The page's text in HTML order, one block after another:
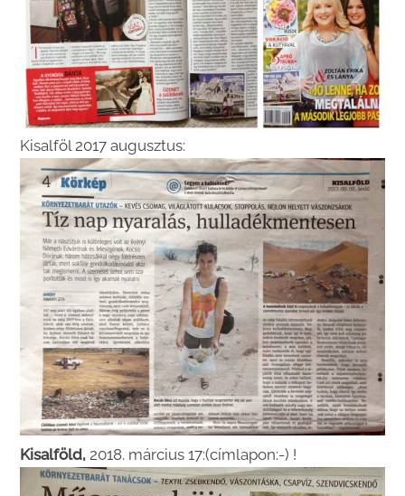
Kisalföl 2017 augusztus:
Kisalföld,2018. március 17:(címlapon:-) !